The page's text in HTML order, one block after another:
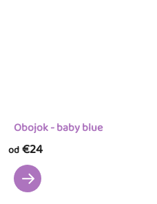
Obojok - baby blue
od€24